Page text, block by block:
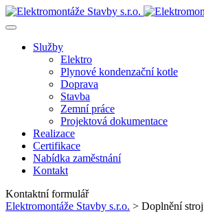
Služby
Elektro
Plynové kondenzační kotle
Doprava
Stavba
Zemní práce
Projektová dokumentace
Realizace
Certifikace
Nabídka zaměstnání
Kontakt
Kontaktní formulář
Elektromontáže Stavby s.r.o. > Doplnění